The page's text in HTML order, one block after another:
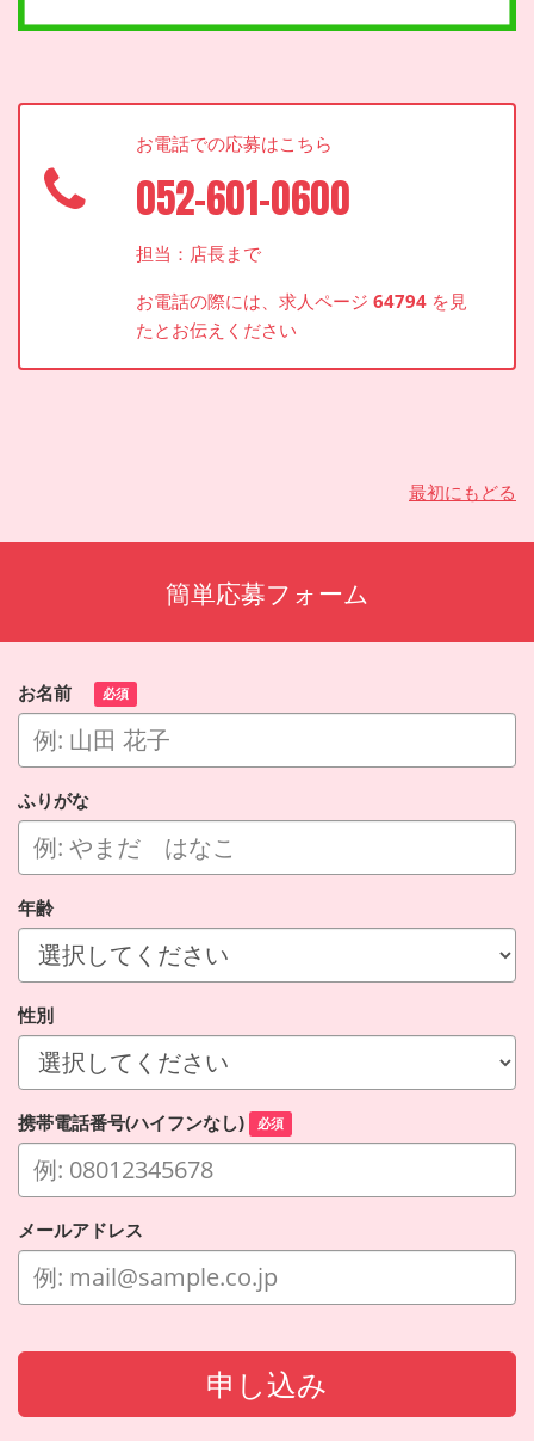
お電話での応募はこちら
052-601-0600
担当：店長まで
お電話の際には、求人ページ64794 を見
たとお伝えください
最初にもどる
簡単応募フォーム
お名前 必須
ふりがな
年齢
性別
携帯電話番号(ハイフンなし) 必須
メールアドレス
申し込み